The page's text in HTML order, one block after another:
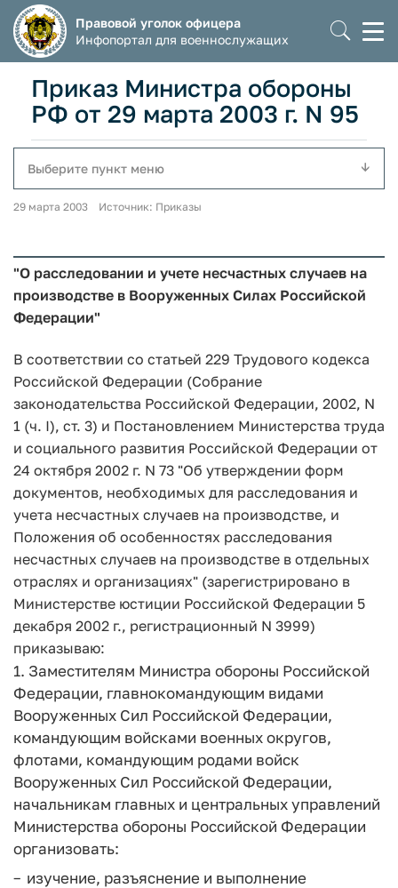
Правовой уголок офицера
Инфопортал для военнослужащих
Приказ Министра обороны
РФ от 29 марта 2003 г. N 95
Выберите пункт меню
29 марта 2003 Источник: Приказы
"О расследовании и учете несчастных случаев на
производстве в Вооруженных Силах Российской
Федерации"
В соответствии со статьей 229 Трудового кодекса
Российской Федерации (Собрание
законодательства Российской Федерации, 2002, N
1 (ч. I), ст. 3) и Постановлением Министерства труда
и социального развития Российской Федерации от
24 октября 2002 г. N 73 "Об утверждении форм
документов, необходимых для расследования и
учета несчастных случаев на производстве, и
Положения об особенностях расследования
несчастных случаев на производстве в отдельных
отраслях и организациях" (зарегистрировано в
Министерстве юстиции Российской Федерации 5
декабря 2002 г., регистрационный N 3999)
приказываю:
1. Заместителям Министра обороны Российской
Федерации, главнокомандующим видами
Вооруженных Сил Российской Федерации,
командующим войсками военных округов,
флотами, командующим родами войск
Вооруженных Сил Российской Федерации,
начальникам главных и центральных управлений
Министерства обороны Российской Федерации
организовать:
изучение, разъяснение и выполнение